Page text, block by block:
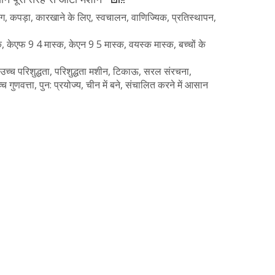
कपड़ा, कारखाने के लिए, स्वचालन, वाणिज्यिक, प्रतिस्थापन,
केएफ 9 4 मास्क, केएन 9 5 मास्क, वयस्क मास्क, बच्चों के
परिशुद्धता, परिशुद्धता मशीन, टिकाऊ, सरल संरचना,
गुणवत्ता, पुन: प्रयोज्य, चीन में बने, संचालित करने में आसान